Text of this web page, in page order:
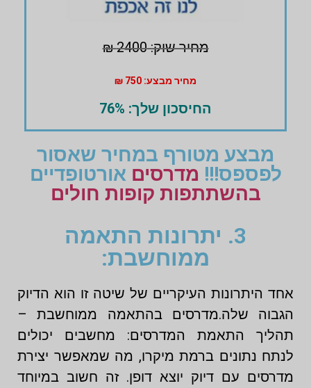
מחיר שוק: 2400 ₪
מחיר מבצע: 750 ₪
החיסכון שלך: 76%
מבצע מטורף במחיר שאסור
לפספס!!! מדרסים אורטופדיים
בהשתתפות קופות חולים
3. יתרונות התאמה
ממוחשבת:
אחד היתרונות העיקריים של שיטה זו הוא הדיוק
הגבוה שלה.מדרסים בהתאמה ממוחשבת –
תהליך התאמת המדרסים: מחשבים יכולים
לנתח נתונים ברמת מיקרו, מה שמאפשר יצירת
מדרסים עם דיוק יוצא דופן. זה חשוב במיוחד